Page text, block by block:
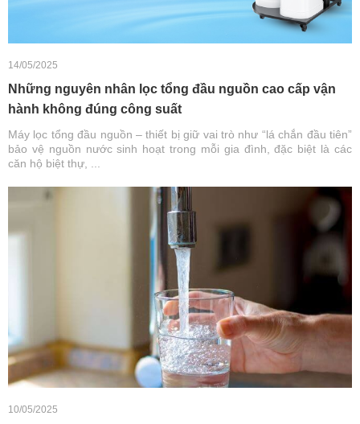
14/05/2025
Những nguyên nhân lọc tổng đầu nguồn cao cấp vận
hành không đúng công suất
Máy lọc tổng đầu nguồn – thiết bị giữ vai trò như “lá chắn đầu tiên”
bảo vệ nguồn nước sinh hoạt trong mỗi gia đình, đặc biệt là các
căn hộ biệt thự, ...
10/05/2025